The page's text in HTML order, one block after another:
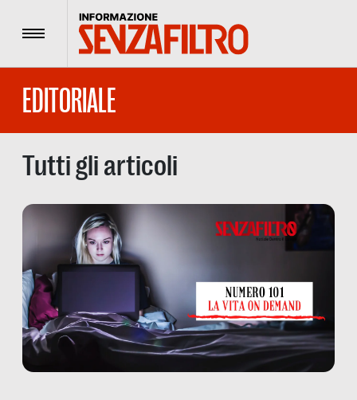
Menu
EDITORIALE
Tutti gli articoli